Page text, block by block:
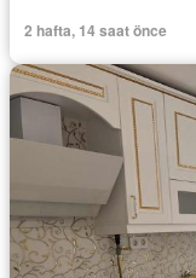
2 hafta, 14 saat önce